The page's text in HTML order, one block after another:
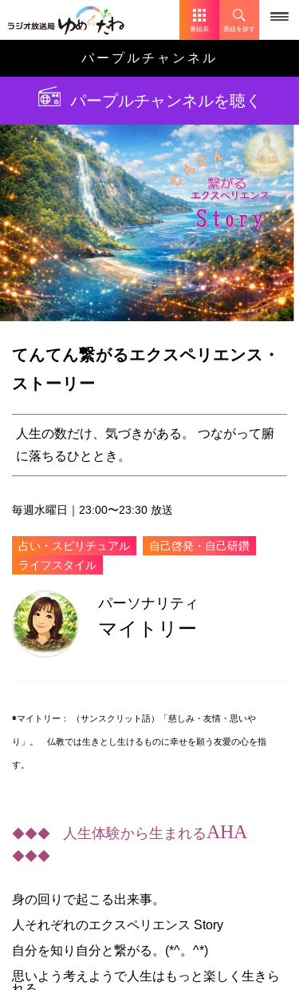
番組表 番組を探す
パープルチャンネル
パープルチャンネルを聴く
てんてん繋がるエクスペリエンス・
ストーリー
人生の数だけ、気づきがある。 つながって腑
に落ちるひととき。
毎週水曜日｜23:00〜23:30 放送
占い・スピリチュアル
自己啓発・自己研鑽
ライフスタイル
パーソナリティ
マイトリー
◉マイトリー： （サンスクリット語） 「慈しみ・友情・思いや
り」。 仏教では生きとし生けるものに幸せを願う友愛の心を指
す。
◆◆◆ 人生体験から生まれる AHA
◆◆◆
身の回りで起こる出来事。
人それぞれのエクスペリエンス Story
自分を知り自分と繋がる。(*^。^*)
思いよう考えようで人生はもっと楽しく生きら